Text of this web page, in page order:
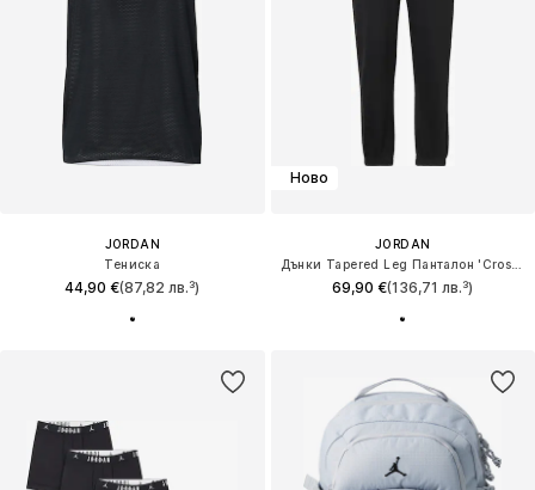
JORDAN
Тениска
44,90 €(87,82 лв.³)
Ново
JORDAN
69,90 €(136,71 лв.³)